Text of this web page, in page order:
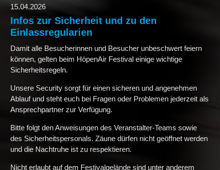
15.04.2026
Infos zur Sicherheit und zu den
Einlassregularien
Damit alle Besucherinnen und Besucher unbeschwert feiern
können, gelten beim HöpenAir Festival einige wichtige
Sicherheitsregeln.
Unsere Security sorgt für einen sicheren und angenehmen
Ablauf und steht euch bei Fragen oder Problemen jederzeit als
Ansprechpartner zur Verfügung.
Bitte folgt den Anweisungen des Veranstalter-Teams sowie
des Sicherheitspersonals. Zäune dürfen nicht geöffnet werden
und die Nachtruhe ist zu respektieren.
Nicht erlaubt auf dem Festivalgelände sind unter anderem
HISTORIE
GALERIE HÖPENAIR 2024
GALERIE HÖPENAIR 2022